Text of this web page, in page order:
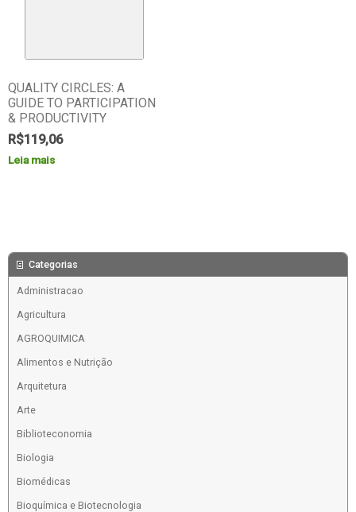
QUALITY CIRCLES: A
GUIDE TO PARTICIPATION
& PRODUCTIVITY
R$119,06
Leia mais
Categorias
Administracao
Agricultura
AGROQUIMICA
Alimentos e Nutrição
Arquitetura
Arte
Biblioteconomia
Biologia
Biomédicas
Bioquímica e Biotecnologia